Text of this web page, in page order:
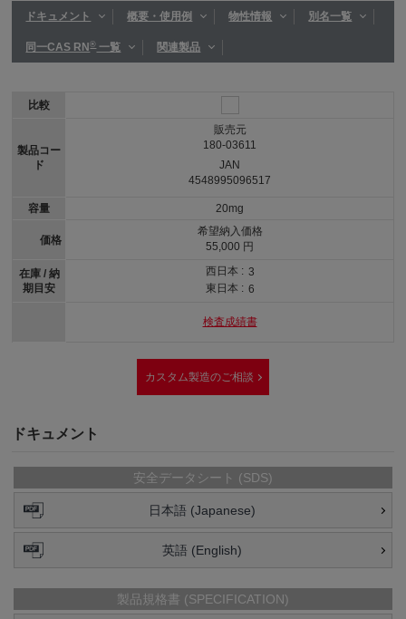
ドキュメント 概要・使用例 物性情報 別名一覧
同一CAS RN®一覧 関連製品
比較
製品コー
ド
容量
価格
在庫 / 納
期目安
販売元
180-03611
JAN
4548995096517
20mg
希望納入価格
55,000 円
西日本 : 3
東日本 : 6
検査成績書
カスタム製造のご相談
ドキュメント
安全データシート (SDS)
日本語 (Japanese)
英語 (English)
製品規格書 (SPECIFICATION)